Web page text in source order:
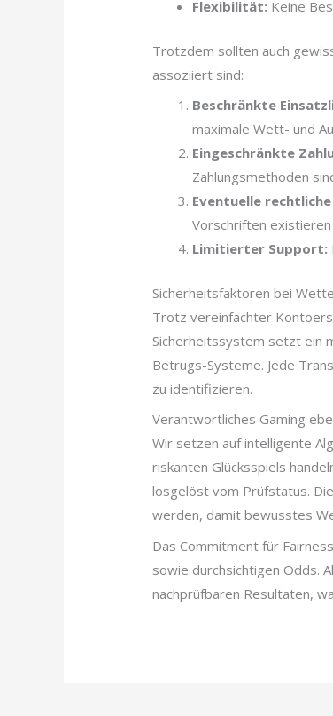
Flexibilität: Keine
Trotzdem sollten auch
assoziiert sind:
Beschränkte
maximale Wett- und
Eingeschränkte
Zahlungsmethoden
Eventuelle
Vorschriften existieren
Limitierter Support:
Sicherheitsfaktoren bei
Trotz vereinfachter
Sicherheitssystem setzt ein
Betrugs-Systeme. Jede
zu identifizieren.
Verantwortliches Gaming
Wir setzen auf intelligente
riskanten Glücksspiels
losgelöst vom Prüfstatus.
werden, damit bewusstes
Das Commitment für
sowie durchsichtigen Odds.
nachprüfbaren Resultaten,